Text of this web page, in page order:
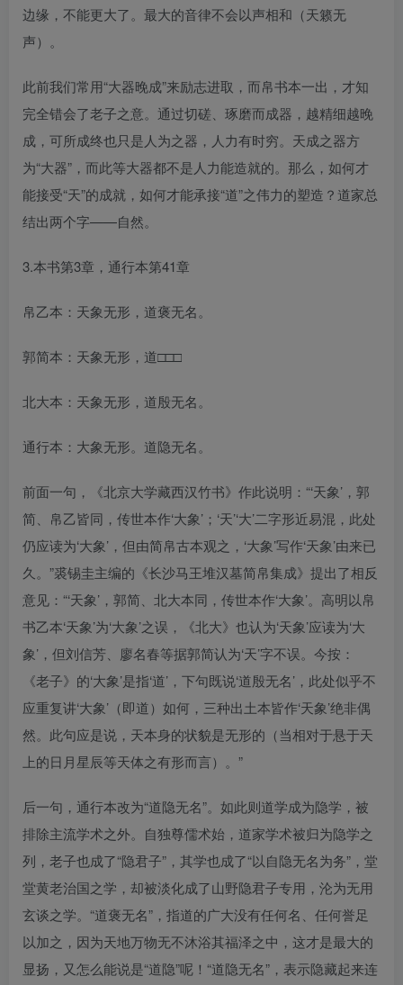
边缘，不能更大了。最大的音律不会以声相和（天籁无
声）。
此前我们常用“大器晚成”来励志进取，而帛书本一出，才知
完全错会了老子之意。通过切磋、琢磨而成器，越精细越晚
成，可所成终也只是人为之器，人力有时穷。天成之器方
为“大器”，而此等大器都不是人力能造就的。那么，如何才
能接受“天”的成就，如何才能承接“道”之伟力的塑造？道家总
结出两个字——自然。
3.本书第3章，通行本第41章
帛乙本：天象无形，道褒无名。
郭简本：天象无形，道□□□
北大本：天象无形，道殷无名。
通行本：大象无形。道隐无名。
前面一句，《北京大学藏西汉竹书》作此说明：“‘天象’，郭
简、帛乙皆同，传世本作‘大象’；‘天’‘大’二字形近易混，此处
仍应读为‘大象’，但由简帛古本观之，‘大象’写作‘天象’由来已
久。”裘锡圭主编的《长沙马王堆汉墓简帛集成》提出了相反
意见：“‘天象’，郭简、北大本同，传世本作‘大象’。高明以帛
书乙本‘天象’为‘大象’之误，《北大》也认为‘天象’应读为‘大
象’，但刘信芳、廖名春等据郭简认为‘天’字不误。今按：
《老子》的‘大象’是指‘道’，下句既说‘道殷无名’，此处似乎不
应重复讲‘大象’（即道）如何，三种出土本皆作‘天象’绝非偶
然。此句应是说，天本身的状貌是无形的（当相对于悬于天
上的日月星辰等天体之有形而言）。”
后一句，通行本改为“道隐无名”。如此则道学成为隐学，被
排除主流学术之外。自独尊儒术始，道家学术被归为隐学之
列，老子也成了“隐君子”，其学也成了“以自隐无名为务”，堂
堂黄老治国之学，却被淡化成了山野隐君子专用，沦为无用
玄谈之学。“道褒无名”，指道的广大没有任何名、任何誉足
以加之，因为天地万物无不沐浴其福泽之中，这才是最大的
显扬，又怎么能说是“道隐”呢！“道隐无名”，表示隐藏起来连